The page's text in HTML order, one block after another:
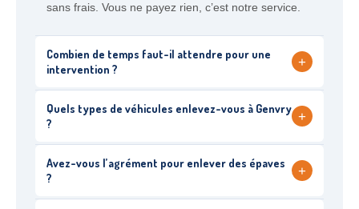
sans frais. Vous ne payez rien, c’est notre service.
Combien de temps faut-il attendre pour une
intervention ?
+
Quels types de véhicules enlevez-vous à Genvry
?
+
Avez-vous l’agrément pour enlever des épaves
?
+